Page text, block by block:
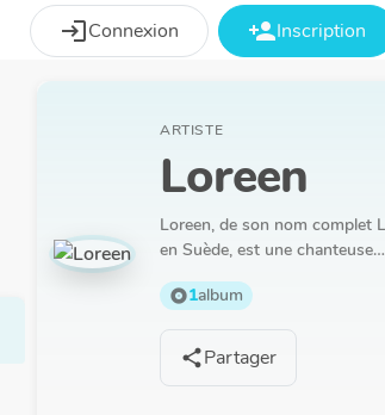
loginConnexion person_addInscription
ARTISTE
Loreen
Loreen, de son nom complet
en Suède, est une chanteuse…
album1album
sharePartager